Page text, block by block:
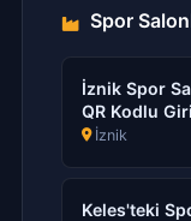
Spor
İznik Spor
QR Kodlu
İznik
Keles'teki